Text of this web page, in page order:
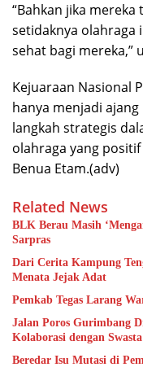
“Bahkan jika
setidaknya olahraga
sehat bagi mereka,”
Kejuaraan Nasional
hanya menjadi
langkah strategis
olahraga yang
Benua Etam.(adv)
Related News
BLK Berau Masih
Sarpras
Dari Cerita Kampung
Menata Jejak Adat
Pemkab Tegas Larang
Jalan Poros Gurimbang
Kolaborasi dengan Swasta
Beredar Isu Mutasi di